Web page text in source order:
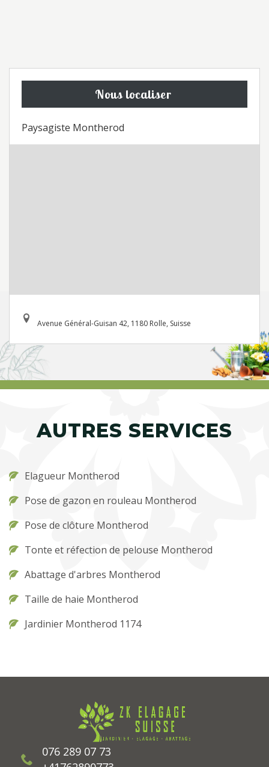
Nous localiser
Paysagiste Montherod
Avenue Général-Guisan 42, 1180 Rolle, Suisse
AUTRES SERVICES
Elagueur Montherod
Pose de gazon en rouleau Montherod
Pose de clôture Montherod
Tonte et réfection de pelouse Montherod
Abattage d'arbres Montherod
Taille de haie Montherod
Jardinier Montherod 1174
076 289 07 73